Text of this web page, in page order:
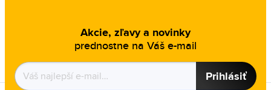
Akcie, zľavy a novinky
prednostne na Váš e-mail
Prihlásiť